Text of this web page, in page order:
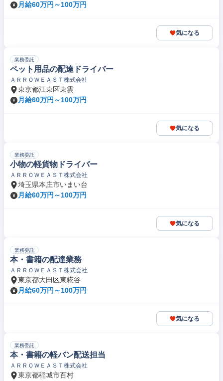
月給60万円～100万円
気になる
業務委託
ペット用品の配達ドライバー
ＡＲＲＯＷＥＡＳＴ株式会社
東京都江東区東雲
月給60万円～100万円
気になる
業務委託
小物の軽貨物ドライバー
ＡＲＲＯＷＥＡＳＴ株式会社
埼玉県本庄市いまい台
月給60万円～100万円
気になる
業務委託
本・書籍の配達業務
ＡＲＲＯＷＥＡＳＴ株式会社
東京都大田区東糀谷
月給60万円～100万円
気になる
業務委託
本・書籍の軽バン配送担当
ＡＲＲＯＷＥＡＳＴ株式会社
東京都稲城市百村